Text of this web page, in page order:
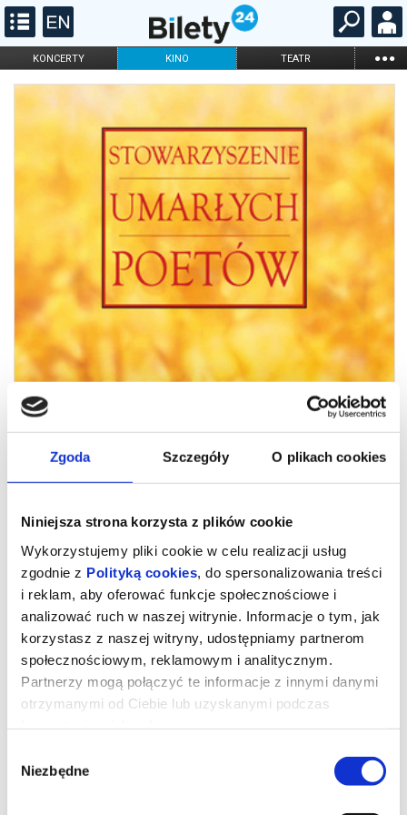
Zgoda Szczegóły O plikach cookies
Niniejsza strona korzysta z plików cookie
Wykorzystujemy pliki cookie w celu realizacji usług
zgodnie z Polityką cookies , do spersonalizowania treści
i reklam, aby oferować funkcje społecznościowe i
analizować ruch w naszej witrynie. Informacje o tym, jak
korzystasz z naszej witryny, udostępniamy partnerom
społecznościowym, reklamowym i analitycznym.
Partnerzy mogą połączyć te informacje z innymi danymi
otrzymanymi od Ciebie lub uzyskanymi podczas
zgody
Niezbędne
KONCERTY KINO TEATR ...
FILHARMONIA OPERA I BALET
KARNETY
Stowarzyszenie umarłych poetów |
Lato z Robinem Williamsem
Gdyby Robin Williams nadal żył, w 2026 roku obchodziłby 75.
urodziny. Z tej okazji w Kinie Kosmos pokażemy 3 filmy, w